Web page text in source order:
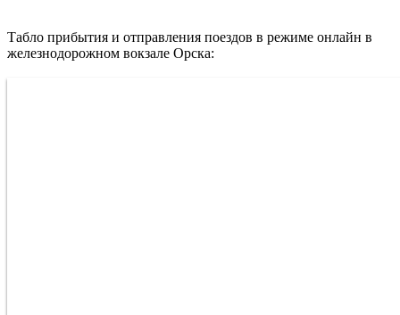
Табло прибытия и отправления поездов в режиме онлайн в
железнодорожном вокзале Орска: